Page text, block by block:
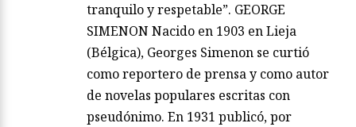
tranquilo y respetable”. GEORGE
SIMENON Nacido en 1903 en Lieja
(Bélgica), Georges Simenon se curtió
como reportero de prensa y como autor
de novelas populares escritas con
pseudónimo. En 1931 publicó, por